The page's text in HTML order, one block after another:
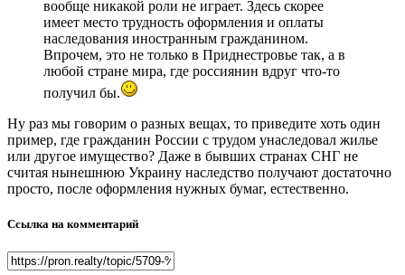
вообще никакой роли не играет. Здесь скорее
имеет место трудность оформления и оплаты
наследования иностранным гражданином.
Впрочем, это не только в Приднестровье так, а в
любой стране мира, где россиянин вдруг что-то
получил бы.
Ну раз мы говорим о разных вещах, то приведите хоть один
пример, где гражданин России с трудом унаследовал жилье
или другое имущество? Даже в бывших странах СНГ не
считая нынешнюю Украину наследство получают достаточно
просто, после оформления нужных бумаг, естественно.
Ссылка на комментарий